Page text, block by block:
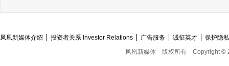
凤凰新媒体介绍 投资者关系 Investor Relations 广告服务 诚征英才
保护隐
凤凰新媒体
版权所有 Copyright ©